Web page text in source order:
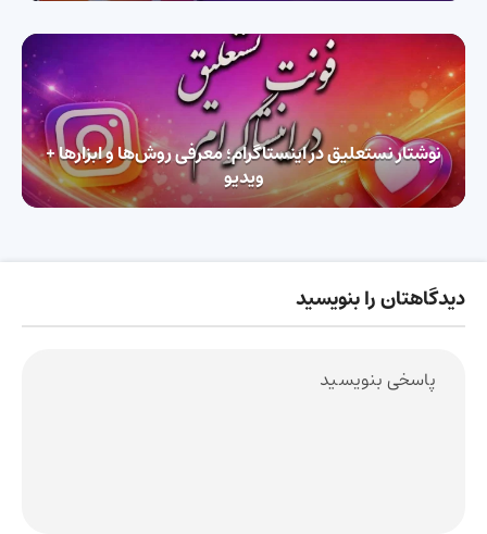
نوشتار نستعلیق در اینستاگرام؛ معرفی روش‌ها و ابزارها +
ویدیو
دیدگاهتان را بنویسید